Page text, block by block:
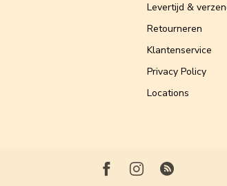
Levertijd &
Retourneren
Klantenservice
Privacy Policy
Locations